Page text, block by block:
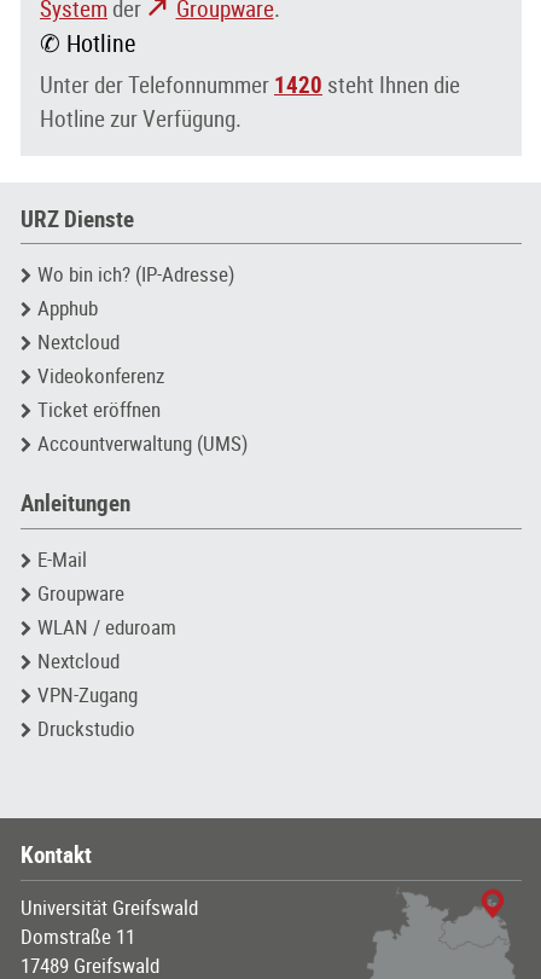
System der Groupware.
✆ Hotline
Unter der Telefonnummer 1420 steht Ihnen die
Hotline zur Verfügung.
URZ Dienste
Wo bin ich? (IP-Adresse)
Apphub
Nextcloud
Videokonferenz
Ticket eröffnen
Accountverwaltung (UMS)
Anleitungen
E-Mail
Groupware
WLAN / eduroam
Nextcloud
VPN-Zugang
Druckstudio
Kontakt
Universität Greifswald
Domstraße 11
17489 Greifswald